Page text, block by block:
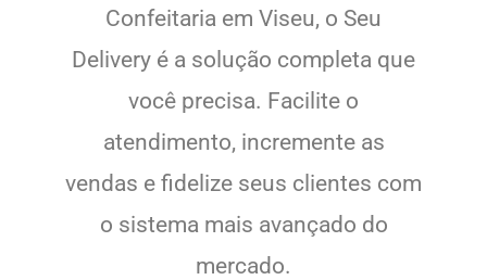
Confeitaria em Viseu, o Seu
Delivery é a solução completa que
você precisa. Facilite o
atendimento, incremente as
vendas e fidelize seus clientes com
o sistema mais avançado do
mercado.